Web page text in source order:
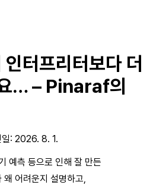
터프리터보다 더
… – Pinaraf의
: 2026. 8. 1.
예측 등으로 인해 잘 만든
어려운지 설명하고,